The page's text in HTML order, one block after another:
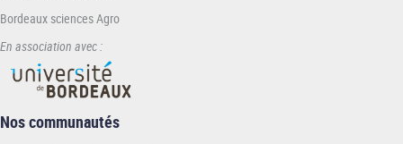
Bordeaux sciences Agro
En association avec :
Nos communautés